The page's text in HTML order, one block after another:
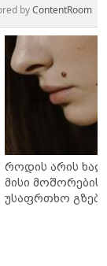
byContentRoom
როდის არის
მისი მოშორების
უსაფრთხო გზები